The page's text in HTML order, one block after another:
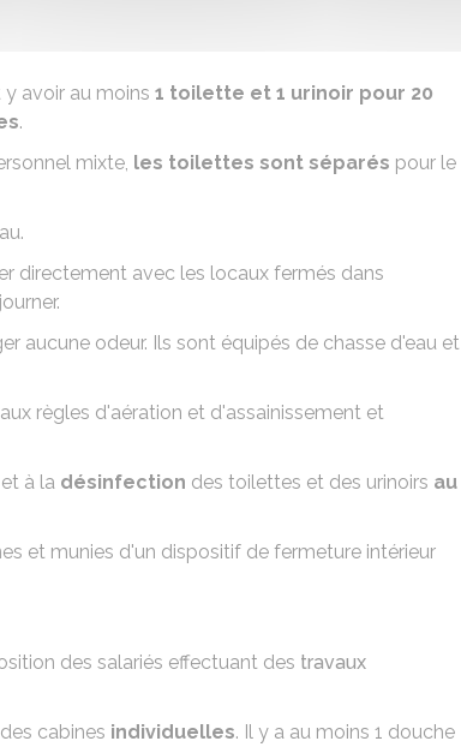
avoir au moins 1 toilette et 1 urinoir pour 20
.
mixte, les toilettes sont séparés pour le
directement avec les locaux fermés dans
aucune odeur. Ils sont équipés de chasse d'eau et
règles d'aération et d'assainissement et
et à la désinfection des toilettes et des urinoirs au
et munies d'un dispositif de fermeture intérieur
des salariés effectuant des travaux
cabines individuelles. Il y a au moins 1 douche